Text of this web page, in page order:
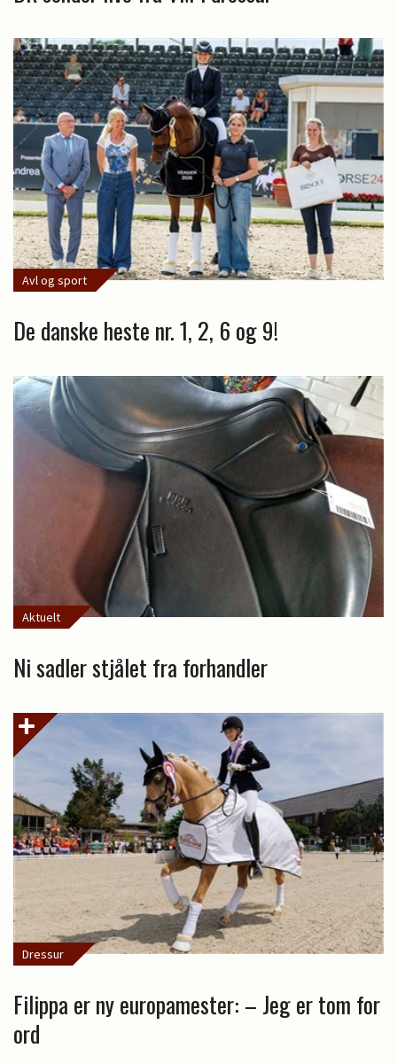
Avl og sport
De danske heste nr. 1, 2, 6 og 9!
Aktuelt
Ni sadler stjålet fra forhandler
Dressur
Filippa er ny europamester: – Jeg er tom for
ord